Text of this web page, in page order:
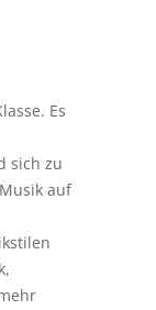
Es
sich zu
auf